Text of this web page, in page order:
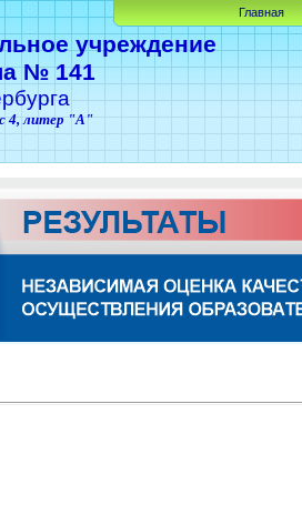
учреждение
№ 141
4, литер "А"
Главная